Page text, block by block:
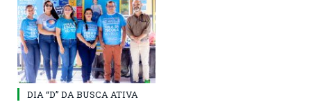
DIA “D” DA BUSCA ATIVA